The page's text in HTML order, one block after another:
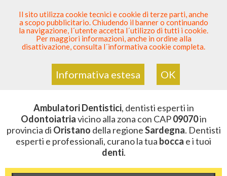
SEI DENTISTA? PARTECIPA
Sei QuiElenco Dentista Sicuro > Odontoiatria>
Ambulatori Dentistici>Sardegna>Oristano>CAP
09070
ZONA CON CAP 09070
Ambulatori Dentistici, dentisti esperti in
Odontoiatriavicino alla zona con CAP09070in
provincia di Oristano della regioneSardegna. Dentisti
esperti e professionali, curano la tua bocca e i tuoi
denti.
Il sito utilizza cookie tecnici e cookie di terze parti, anche
a scopo pubblicitario. Chiudendo il banner o continuando
la navigazione, l´utente accetta l´utilizzo di tutti i cookie.
Per maggiori informazioni, anche in ordine alla
disattivazione, consulta l´informativa cookie completa.
Informativa estesa OK